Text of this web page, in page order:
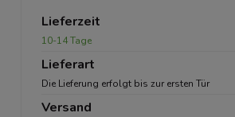
Lieferzeit
10-14 Tage
Lieferart
Die Lieferung erfolgt bis zur ersten Tür
Versand